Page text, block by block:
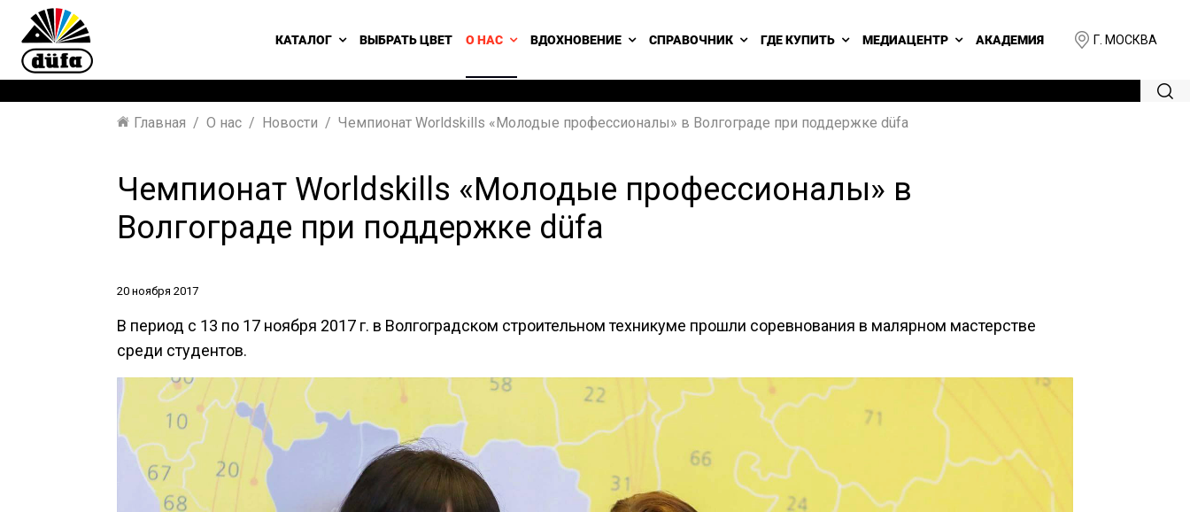
Г. МОСКВА
КАТАЛОГ ВЫБРАТЬ ЦВЕТ О НАС ВДОХНОВЕНИЕ СПРАВОЧНИК ГДЕ КУПИТЬ МЕДИАЦЕНТР АКАДЕМИЯ
Главная О нас Новости Чемпионат Worldskills «Молодые профессионалы» в Волгограде при поддержке düfa
Чемпионат Worldskills «Молодые профессионалы» в
Волгограде при поддержке düfa
20 ноября 2017
В период с 13 по 17 ноября 2017 г. в Волгоградском строительном техникуме прошли соревнования в малярном мастерстве
среди студентов.